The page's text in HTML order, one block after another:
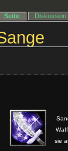
sie
Seite Diskussion